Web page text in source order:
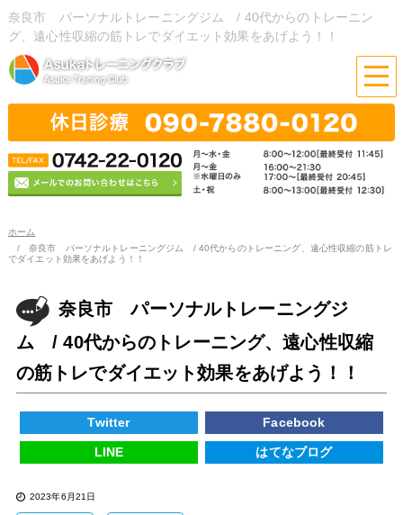
奈良市 パーソナルトレーニングジム / 40代からのトレーニン
グ、遠心性収縮の筋トレでダイエット効果をあげよう！！
ホーム
奈良市 パーソナルトレーニングジム / 40代からのトレーニング、遠心性収縮の筋トレ
でダイエット効果をあげよう！！
奈良市 パーソナルトレーニングジ
ム / 40代からのトレーニング、遠心性収縮
の筋トレでダイエット効果をあげよう！！
Twitter Facebook
LINE はてなブログ
2023年6月21日